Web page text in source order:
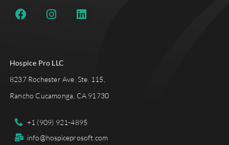
Hospice Pro LLC
8237 Rochester Ave. Ste. 115,
Rancho Cucamonga, CA 91730
+1 (909) 921-4895
info@hospiceprosoft.com